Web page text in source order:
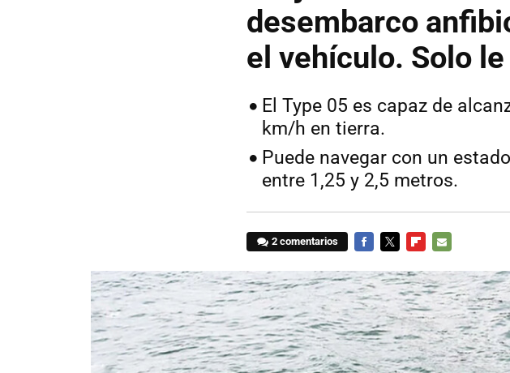
desembarco
el vehículo. Solo
El Type 05 es capaz de
km/h en tierra.
Puede navegar con un
entre 1,25 y 2,5 metros.
2 comentarios
MAIL